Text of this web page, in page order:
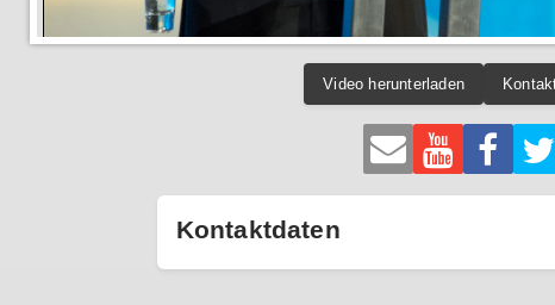
Video herunterladen
Kontaktdaten